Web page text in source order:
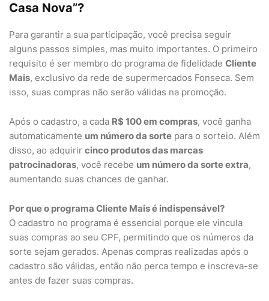
Casa Nova”?
Para garantir a sua participação, você precisa seguir
alguns passos simples, mas muito importantes. O primeiro
requisito é ser membro do programa de fidelidade Cliente
Mais, exclusivo da rede de supermercados Fonseca. Sem
isso, suas compras não serão válidas na promoção.
Após o cadastro, a cada R$ 100 em compras, você ganha
automaticamente um número da sorte para o sorteio. Além
disso, ao adquirir cinco produtos das marcas
patrocinadoras, você recebe um número da sorte extra,
aumentando suas chances de ganhar.
Por que o programa Cliente Mais é indispensável?
O cadastro no programa é essencial porque ele vincula
suas compras ao seu CPF, permitindo que os números da
sorte sejam gerados. Apenas compras realizadas após o
cadastro são válidas, então não perca tempo e inscreva-se
antes de fazer suas compras.